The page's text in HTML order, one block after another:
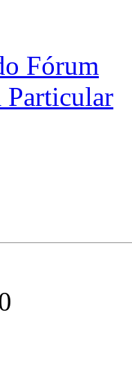
Fórum
Particular